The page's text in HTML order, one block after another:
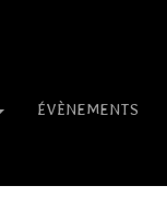
ÉVÈNEMENTS